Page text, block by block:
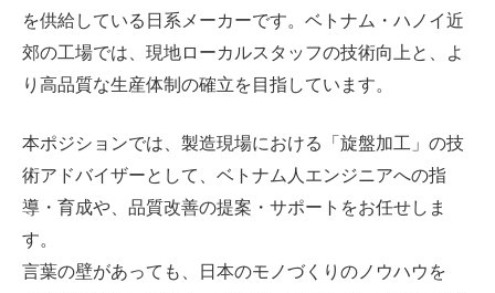
を供給している日系メーカーです。ベトナム・ハノイ近
郊の工場では、現地ローカルスタッフの技術向上と、よ
り高品質な生産体制の確立を目指しています。
本ポジションでは、製造現場における「旋盤加工」の技
術アドバイザーとして、ベトナム人エンジニアへの指
導・育成や、品質改善の提案・サポートをお任せしま
す。
言葉の壁があっても、日本のモノづくりのノウハウを